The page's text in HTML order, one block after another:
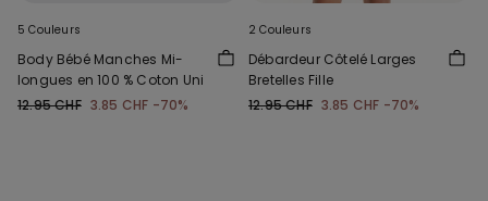
5 Couleurs
Body Bébé Manches Mi-
longues en 100 % Coton Uni
12.95 CHF 3.85 CHF -70%
2 Couleurs
Débardeur Côtelé Larges
Bretelles Fille
12.95 CHF 3.85 CHF -70%